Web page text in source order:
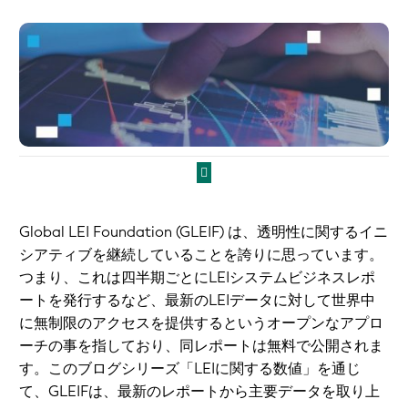
Global LEI Foundation (GLEIF) は、透明性に関するイニ
シアティブを継続していることを誇りに思っています。
つまり、これは四半期ごとにLEIシステムビジネスレポ
ートを発行するなど、最新のLEIデータに対して世界中
に無制限のアクセスを提供するというオープンなアプロ
ーチの事を指しており、同レポートは無料で公開されま
す。このブログシリーズ「LEIに関する数値」を通じ
て、GLEIFは、最新のレポートから主要データを取り上